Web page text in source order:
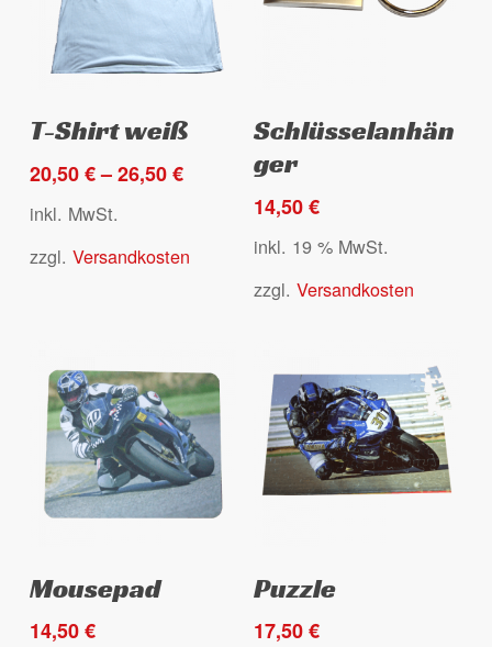
Es befinden sich keine Produkte
im Warenkorb.
Go to shop
Produktseite
gewählt
werden
Produkt
weist
Varianten
auf.
auf
der
Produktseite
gewählt
werden
T-Shirt weiß
20,50€–26,50€
inkl. MwSt.
zzgl. Versandkosten
Schlüsselanhän
ger
14,50€
inkl. 19 % MwSt.
zzgl.Versandkosten
Mousepad
14,50€
Produkt
weist
Puzzle
17,50€